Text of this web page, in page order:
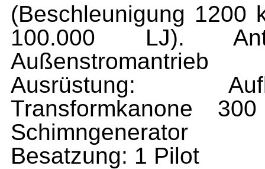
(Beschleunigung 1200
100.000 LJ).
Außenstromantrieb
Ausrüstung:
Transformkanone
Schimngenerator
Besatzung: 1 Pilot